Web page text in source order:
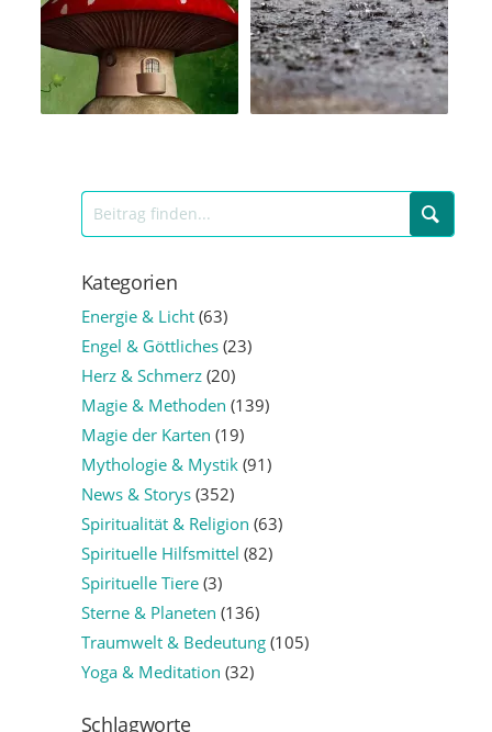
Kategorien
Energie & Licht(63)
Engel & Göttliches(23)
Herz & Schmerz(20)
Magie & Methoden (139)
Magie der Karten (19)
Mythologie & Mystik(91)
News & Storys(352)
Spiritualität & Religion (63)
Spirituelle Hilfsmittel (82)
Spirituelle Tiere(3)
Sterne & Planeten (136)
Traumwelt & Bedeutung(105)
Yoga & Meditation (32)
Schlagworte